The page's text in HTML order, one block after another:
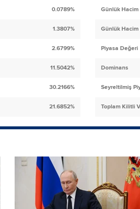
0.0789%
1.3807%
2.6799%
11.5042%
30.2166%
21.6852%
Günlük Hacim
Günlük
Piyasa Değeri
Dominans
Seyreltilmiş
Toplam Kilitli